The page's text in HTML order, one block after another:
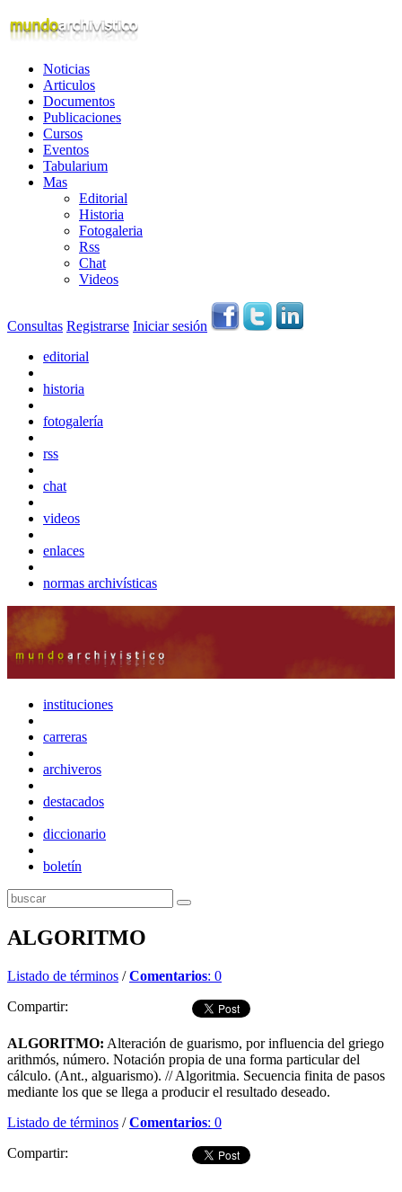
Noticias
Articulos
Documentos
Publicaciones
Cursos
Eventos
Tabularium
Mas
Editorial
Historia
Fotogaleria
Rss
Chat
Videos
Consultas Registrarse Iniciar sesión
editorial
historia
fotogalería
rss
chat
videos
enlaces
normas archivísticas
instituciones
carreras
archiveros
destacados
diccionario
boletín
ALGORITMO
Listado de términos /Comentarios: 0
Compartir:
ALGORITMO: Alteración de guarismo, por influencia del griego
arithmós, número. Notación propia de una forma particular del
cálculo. (Ant., alguarismo). // Algoritmia. Secuencia finita de pasos
mediante los que se llega a producir el resultado deseado.
Listado de términos /Comentarios: 0
Compartir: